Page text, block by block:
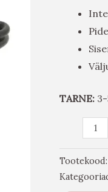
TARNE:
kogus
Tootekood: